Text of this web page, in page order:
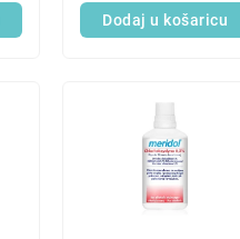
Dodaj u košaricu